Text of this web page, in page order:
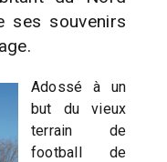
ses souvenirs
Adossé à un
but du vieux
terrain de
football de